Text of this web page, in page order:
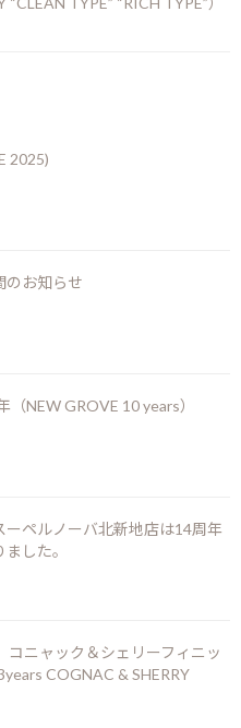
スは1996年蒸留の22年熟成で
す。
ルトッピングのスモークアッ
ニラタフィーのノートが白胡
甘い煙のスモーキーさが押し
ます。この機会に是非一度お試
有
。
2025)
のお知らせ
（NEW GROVE 10 years）
ーペルノーバ北新地店は14周年
した。
ニャック＆シェリーフィニッ
COGNAC & SHERRY